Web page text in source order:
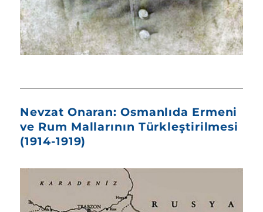
Nevzat Onaran: Osmanlıda Ermeni
ve Rum Mallarının Türkleştirilmesi
(1914-1919)